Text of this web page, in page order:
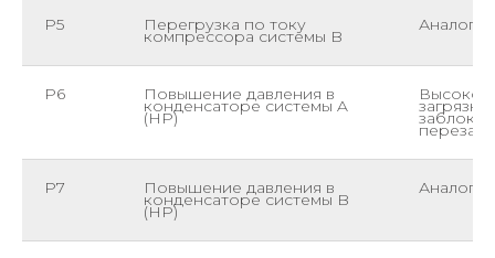
P5 Перегрузка по току
компрессора системы B
P6 Повышение давления в
конденсаторе системы A
(HP)
Высокое
P7 Повышение давления в
конденсаторе системы B
(HP)